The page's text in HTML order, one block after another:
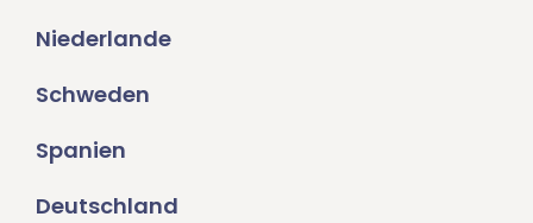
Niederlande
Schweden
Spanien
Deutschland